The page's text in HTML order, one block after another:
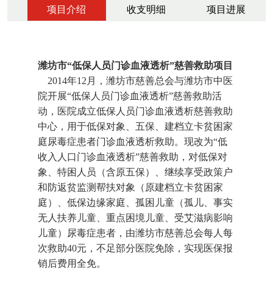
项目介绍 收支明细 项目进展
潍坊市“低保人员门诊血液透析”慈善救助项目
2014年12月，潍坊市慈善总会与潍坊市中医
院开展“低保人员门诊血液透析”慈善救助活
动，医院成立低保人员门诊血液透析慈善救助
中心，用于低保对象、五保、建档立卡贫困家
庭尿毒症患者门诊血液透析救助。现改为“低
收入人口门诊血液透析”慈善救助，对低保对
象、特困人员（含原五保）、继续享受政策户
和防返贫监测帮扶对象（原建档立卡贫困家
庭）、低保边缘家庭、孤困儿童（孤儿、事实
无人扶养儿童、重点困境儿童、受艾滋病影响
儿童）尿毒症患者，由潍坊市慈善总会每人每
次救助40元，不足部分医院免除，实现医保报
销后费用全免。